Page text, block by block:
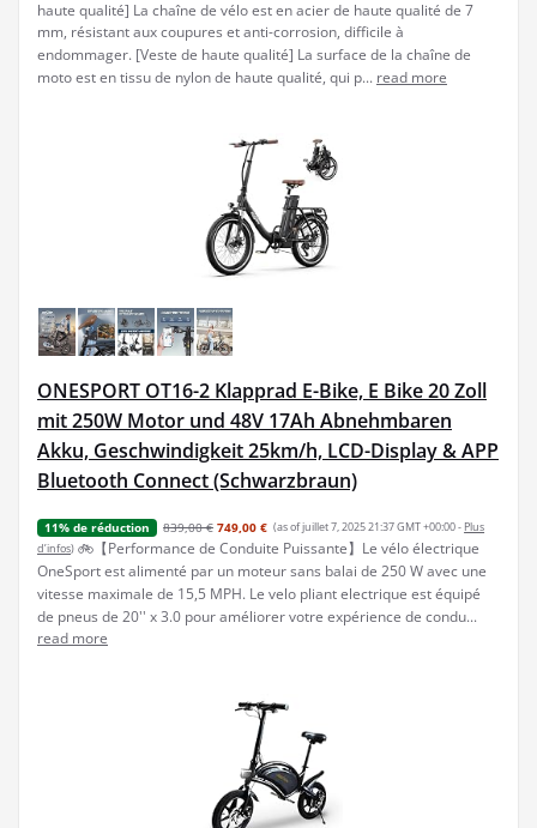
haute qualité] La chaîne de vélo est en acier de haute qualité de 7
mm, résistant aux coupures et anti-corrosion, difficile à
endommager. [Veste de haute qualité] La surface de la chaîne de
moto est en tissu de nylon de haute qualité, qui p... read more
ONESPORT OT16-2 Klapprad E-Bike, E Bike 20 Zoll
mit 250W Motor und 48V 17Ah Abnehmbaren
Akku, Geschwindigkeit 25km/h, LCD-Display & APP
Bluetooth Connect (Schwarzbraun)
11% de réduction 839,00 € 749,00 € (as of juillet 7, 2025 21:37 GMT +00:00 - Plus
d’infos) 🚲【Performance de Conduite Puissante】Le vélo électrique
OneSport est alimenté par un moteur sans balai de 250 W avec une
vitesse maximale de 15,5 MPH. Le velo pliant electrique est équipé
de pneus de 20'' x 3.0 pour améliorer votre expérience de condu...
read more